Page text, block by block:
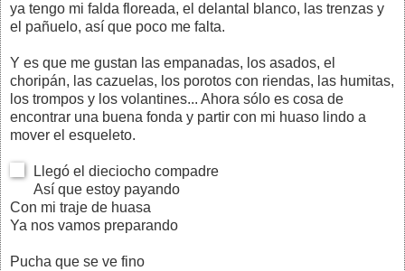
ya tengo mi falda floreada, el delantal blanco, las trenzas y
el pañuelo, así que poco me falta.
Y es que me gustan las empanadas, los asados, el
choripán, las cazuelas, los porotos con riendas, las humitas,
los trompos y los volantines... Ahora sólo es cosa de
encontrar una buena fonda y partir con mi huaso lindo a
mover el esqueleto.
Llegó el dieciocho compadre
Así que estoy payando
Con mi traje de huasa
Ya nos vamos preparando
Pucha que se ve fino